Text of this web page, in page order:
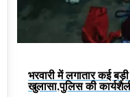
भरवारी में लगातार कई
खुलासा,पुलिस की